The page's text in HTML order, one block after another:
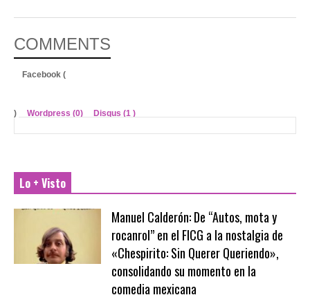
COMMENTS
Facebook (
) Wordpress (0) Disqus (1 )
Lo + Visto
Manuel Calderón: De “Autos, mota y
rocanrol” en el FICG a la nostalgia de
«Chespirito: Sin Querer Queriendo»,
consolidando su momento en la
comedia mexicana